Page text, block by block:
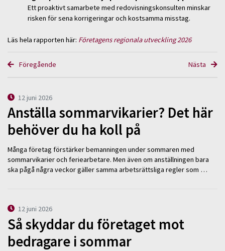
Ett proaktivt samarbete med redovisningskonsulten minskar
risken för sena korrigeringar och kostsamma misstag.
Läs hela rapporten här: Företagens regionala utveckling 2026
Föregående Nästa
12 juni 2026
Anställa sommarvikarier? Det här
behöver du ha koll på
Många företag förstärker bemanningen under sommaren med
sommarvikarier och feriearbetare. Men även om anställningen bara
ska pågå några veckor gäller samma arbetsrättsliga regler som …
12 juni 2026
Så skyddar du företaget mot
bedragare i sommar